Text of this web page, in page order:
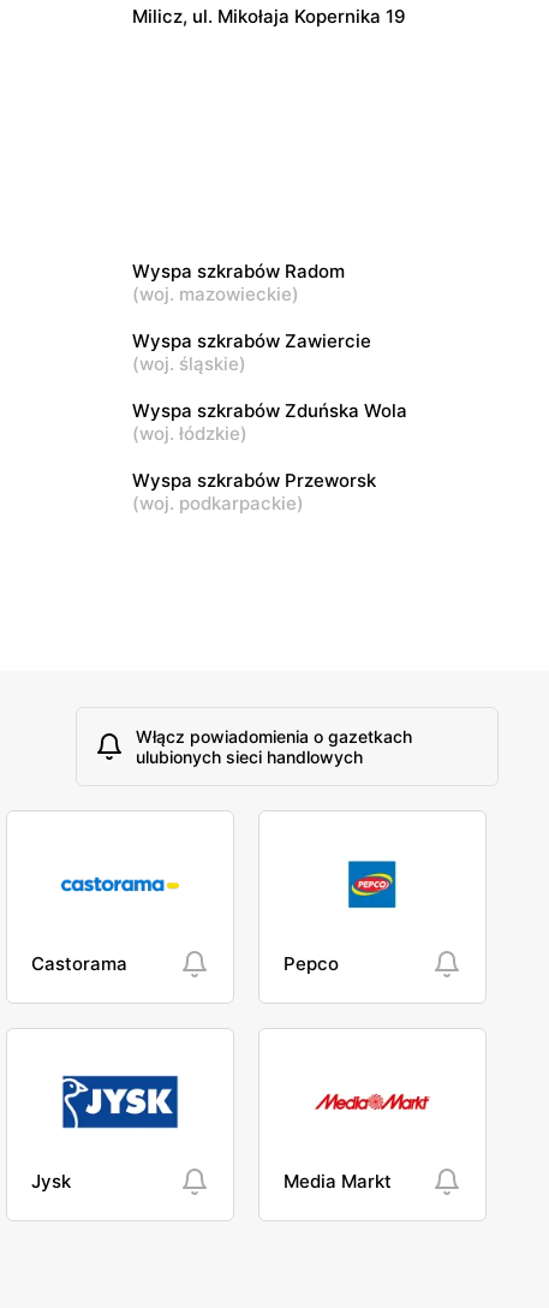
Milicz, ul. Mikołaja Kopernika 19
Wyspa szkrabów Radom
(woj. mazowieckie)
Wyspa szkrabów Zawiercie
(woj. śląskie)
Wyspa szkrabów Zduńska Wola
(woj. łódzkie)
Wyspa szkrabów Przeworsk
(woj. podkarpackie)
Włącz powiadomienia o gazetkach
ulubionych sieci handlowych
Castorama Pepco
Jysk Media Markt